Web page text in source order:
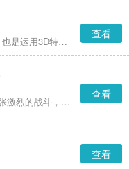
这是一款人气超高的吃鸡游戏，也是运用3D特效与新技术打造的热门多人对抗游戏。游戏动作流畅丝滑，玩起来既刺激又有意思。你能和队友并肩作战，共同冲击最终的胜利。
查看
4、挑选各类高科技武器投身紧张激烈的战斗，在游戏进程里持续与对手交锋。
查看
查看